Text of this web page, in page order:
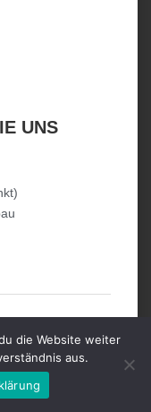
UNS
die Website weiter
aus.